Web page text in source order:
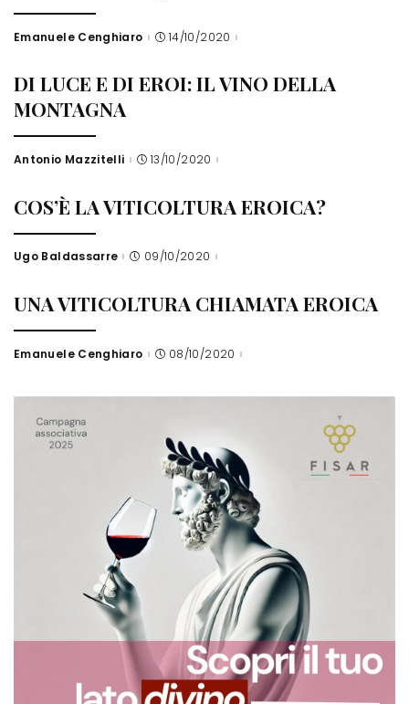
Posted
Emanuele Cenghiaro 14/10/2020
DI LUCE E DI EROI: IL VINO DELLA
MONTAGNA
Posted
Antonio Mazzitelli 13/10/2020
COS’È LA VITICOLTURA EROICA?
Posted
Ugo Baldassarre 09/10/2020
UNA VITICOLTURA CHIAMATA EROICA
Posted
Emanuele Cenghiaro 08/10/2020